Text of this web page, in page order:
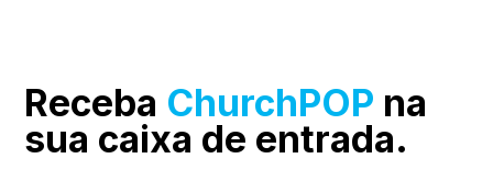
Receba ChurchPOP na
sua caixa de entrada.